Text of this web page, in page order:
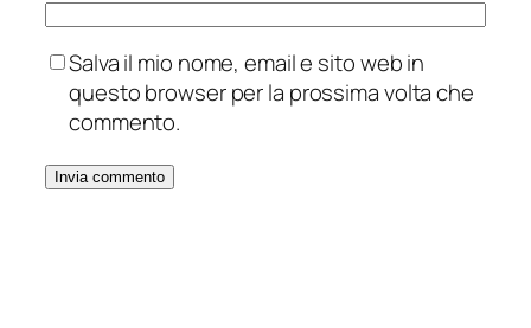
Salva il mio nome, email e sito web in
questo browser per la prossima volta che
commento.